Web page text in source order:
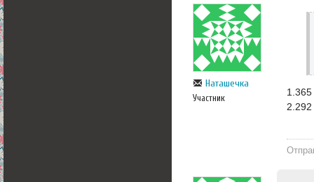
Наташечка
Участник
2.292